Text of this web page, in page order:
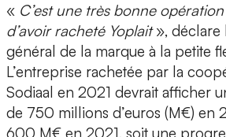
« C’est une très bonne
d’avoir racheté Yoplait», déclare
général de la marque à la petite
L’entreprise rachetée par la
Sodiaal en 2021 devrait afficher
de 750 millions d’euros (M€) en
600 M€ en 2021, soit une